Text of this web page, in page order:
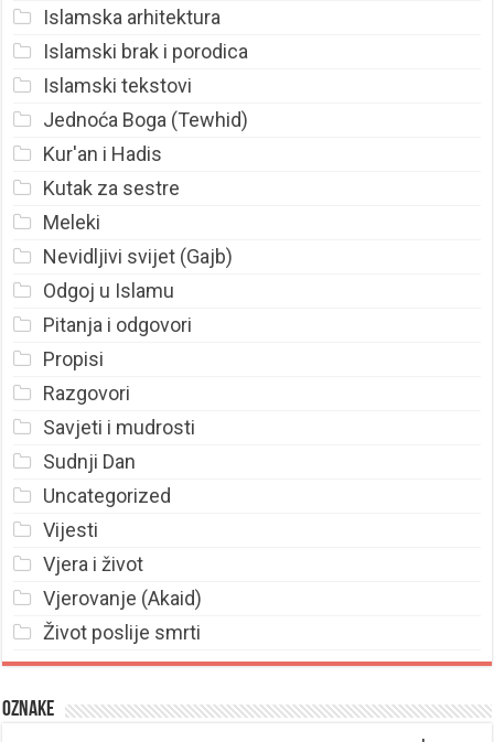
Islamska arhitektura
Islamski brak i porodica
Islamski tekstovi
Jednoća Boga (Tewhid)
Kur'an i Hadis
Kutak za sestre
Meleki
Nevidljivi svijet (Gajb)
Odgoj u Islamu
Pitanja i odgovori
Propisi
Razgovori
Savjeti i mudrosti
Sudnji Dan
Uncategorized
Vijesti
Vjera i život
Vjerovanje (Akaid)
Život poslije smrti
Oznake